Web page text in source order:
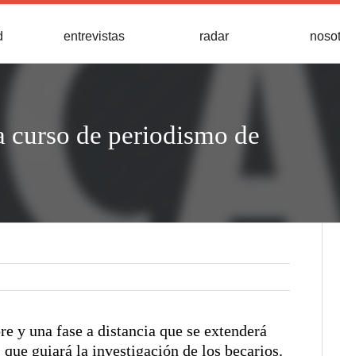
entrevistas radar
curso de periodismo de
y una fase a distancia que se extenderá
guiará la investigación de los becarios.